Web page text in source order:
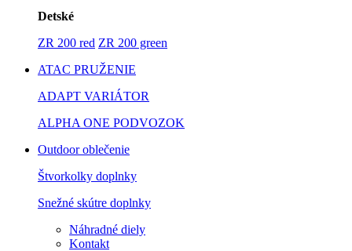
Detské
ZR 200 red ZR 200 green
ATAC PRUŽENIE
ADAPT VARIÁTOR
ALPHA ONE PODVOZOK
Outdoor oblečenie
Štvorkolky doplnky
Snežné skútre doplnky
Náhradné diely
Kontakt